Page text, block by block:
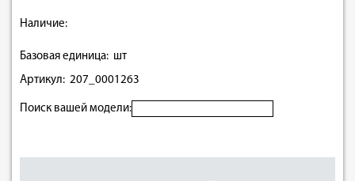
Наличие:
Базовая единица: шт
Артикул: 207_0001263
Поиск вашей модели: